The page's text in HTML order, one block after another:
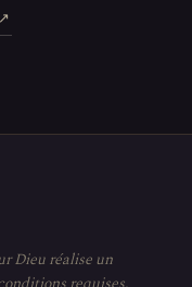
Dieu réalise un